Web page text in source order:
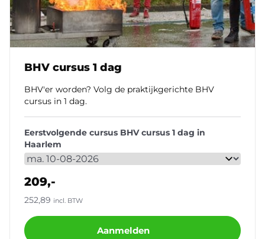
BHV cursus 1 dag
BHV'er worden? Volg de praktijkgerichte BHV
cursus in 1 dag.
Eerstvolgende cursus BHV cursus 1 dag in
Haarlem
209,-
252,89 incl. BTW
Aanmelden